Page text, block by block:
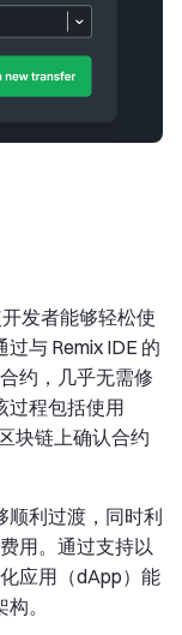
发者能够轻松使
与 Remix IDE 的
约，几乎无需修
过程包括使用
块链上确认合约
顺利过渡，同时利
用。通过支持以
应用（dApp）能
。